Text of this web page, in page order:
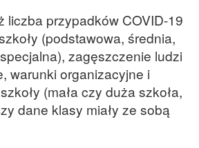
liczba przypadków COVID-19
(podstawowa, średnia,
zagęszczenie ludzi
warunki organizacyjne i
(mała czy duża szkoła,
dane klasy miały ze sobą